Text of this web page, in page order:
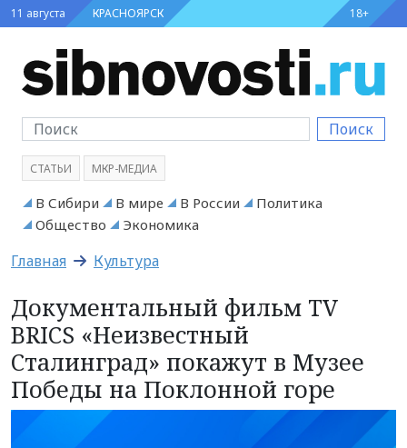
11 августа КРАСНОЯРСК 18+
Поиск
СТАТЬИ МКР-МЕДИА
В Сибири В мире В России
Политика
Общество
Экономика
Главная Культура
Документальный фильм TV
BRICS «Неизвестный
Сталинград» покажут в Музее
Победы на Поклонной горе